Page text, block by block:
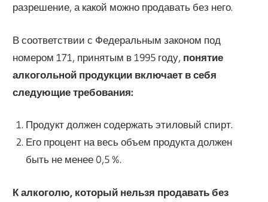
разрешение, а какой можно продавать без него.
В соответствии с Федеральным законом под
номером 171, принятым в 1995 году, понятие
алкогольной продукции включает в себя
следующие требования:
Продукт должен содержать этиловый спирт.
Его процент на весь объем продукта должен
быть не менее 0,5 %.
К алкоголю, который нельзя продавать без